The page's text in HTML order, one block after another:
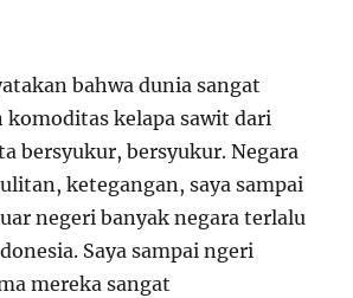
bahwa dunia sangat
kelapa sawit dari
bersyukur, bersyukur. Negara
ketegangan, saya sampai
negeri banyak negara terlalu
Saya sampai ngeri
mereka sangat